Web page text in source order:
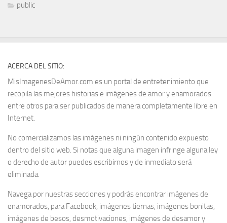
public
ACERCA DEL SITIO:
MisImagenesDeAmor.com es un portal de entretenimiento que
recopila las mejores historias e imágenes de amor y enamorados
entre otros para ser publicados de manera completamente libre en
Internet.
No comercializamos las imágenes ni ningún contenido expuesto
dentro del sitio web. Si notas que alguna imagen infringe alguna ley
o derecho de autor puedes escribirnos y de inmediato será
eliminada.
Navega por nuestras secciones y podrás encontrar imágenes de
enamorados, para Facebook, imágenes tiernas, imágenes bonitas,
imágenes de besos, desmotivaciones, imágenes de desamor y